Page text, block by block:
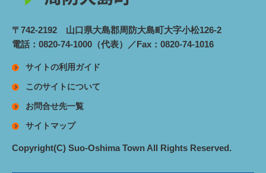
〒742-2192 山口県大島郡周防大島町大字小松126-2
電話：0820-74-1000（代表）／Fax：0820-74-1016
サイトの利用ガイド
このサイトについて
お問合せ先一覧
サイトマップ
Copyright(C) Suo-Oshima Town All Rights Reserved.